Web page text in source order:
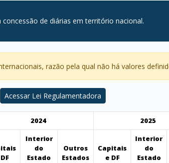
concessão de diárias em território nacional.
razão pela qual não há valores
Acessar Lei Regulamentadora
2024 2025
Interior
do
Estado
Outros
Estados
Capitais
e DF
Interior
do
Estado